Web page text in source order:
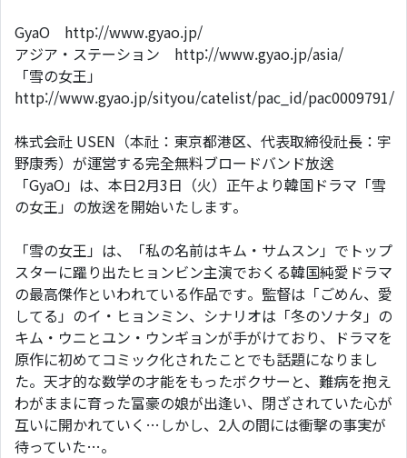
GyaO http://www.gyao.jp/
アジア・ステーション http://www.gyao.jp/asia/
「雪の女王」
http://www.gyao.jp/sityou/catelist/pac_id/pac0009791/
株式会社 USEN（本社：東京都港区、代表取締役社長：宇
野康秀）が運営する完全無料ブロードバンド放送
「GyaO」は、本日2月3日（火）正午より韓国ドラマ「雪
の女王」の放送を開始いたします。
「雪の女王」は、「私の名前はキム・サムスン」でトップ
スターに躍り出たヒョンビン主演でおくる韓国純愛ドラマ
の最高傑作といわれている作品です。監督は「ごめん、愛
してる」のイ・ヒョンミン、シナリオは「冬のソナタ」の
キム・ウニとユン・ウンギョンが手がけており、ドラマを
原作に初めてコミック化されたことでも話題になりまし
た。天才的な数学の才能をもったボクサーと、難病を抱え
わがままに育った富豪の娘が出逢い、閉ざされていた心が
互いに開かれていく…しかし、2人の間には衝撃の事実が
待っていた…。